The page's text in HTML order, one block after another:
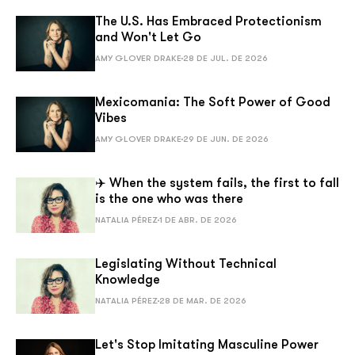
The U.S. Has Embraced Protectionism
and Won't Let Go
AMY GLOVER DRAKE 28 DE JUL. DE 2026
Mexicomania: The Soft Power of Good
Vibes
AMY GLOVER DRAKE 29 DE JUN. DE 2026
✈️ When the system fails, the first to fall
is the one who was there
NATALIA PÉREZ1 DE ABR. DE 2026
Legislating Without Technical
Knowledge
NATALIA PÉREZ 28 DE MAR. DE 2026
Let's Stop Imitating Masculine Power